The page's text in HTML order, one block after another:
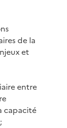
de la
et
entre
capacité